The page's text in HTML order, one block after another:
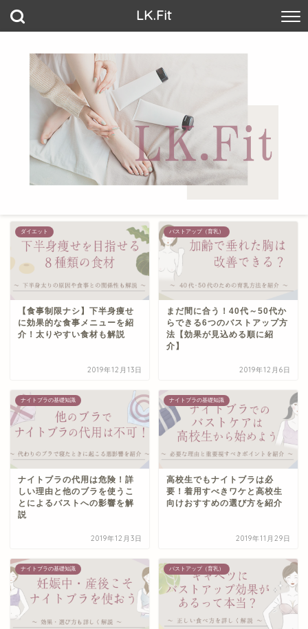
LK.Fit
ダイエット
【食事制限ナシ】下半身痩せ
に効果的な食事メニューを紹
介！太りやすい食材も解説
2019年12月13日
バストアップ（育乳）
まだ間に合う！40代～50代か
らできる6つのバストアップ方
法【効果が見込める順に紹
介】
2019年12月6日
ナイトブラの基礎知識
ナイトブラの代用は危険！詳
しい理由と他のブラを使うこ
とによるバストへの影響を解
説
2019年12月3日
ナイトブラの基礎知識
高校生でもナイトブラは必
要！着用すべきワケと高校生
向けおすすめの選び方を紹介
2019年11月29日
ナイトブラの基礎知識 バストアップ（育乳）